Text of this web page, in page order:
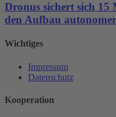
Dronus sichert sich
den Aufbau
Wichtiges
Impressum
Datenschutz
Kooperation